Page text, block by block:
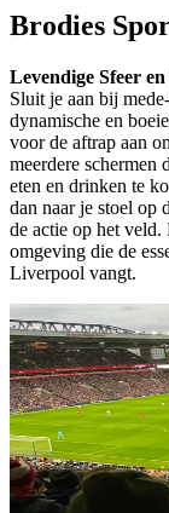
Brodies
Levendige Sfeer
Sluit je aan bij
dynamische en
voor de aftrap aan
meerdere schermen
eten en drinken te
dan naar je stoel op
de actie op het
omgeving die de
Liverpool vangt.